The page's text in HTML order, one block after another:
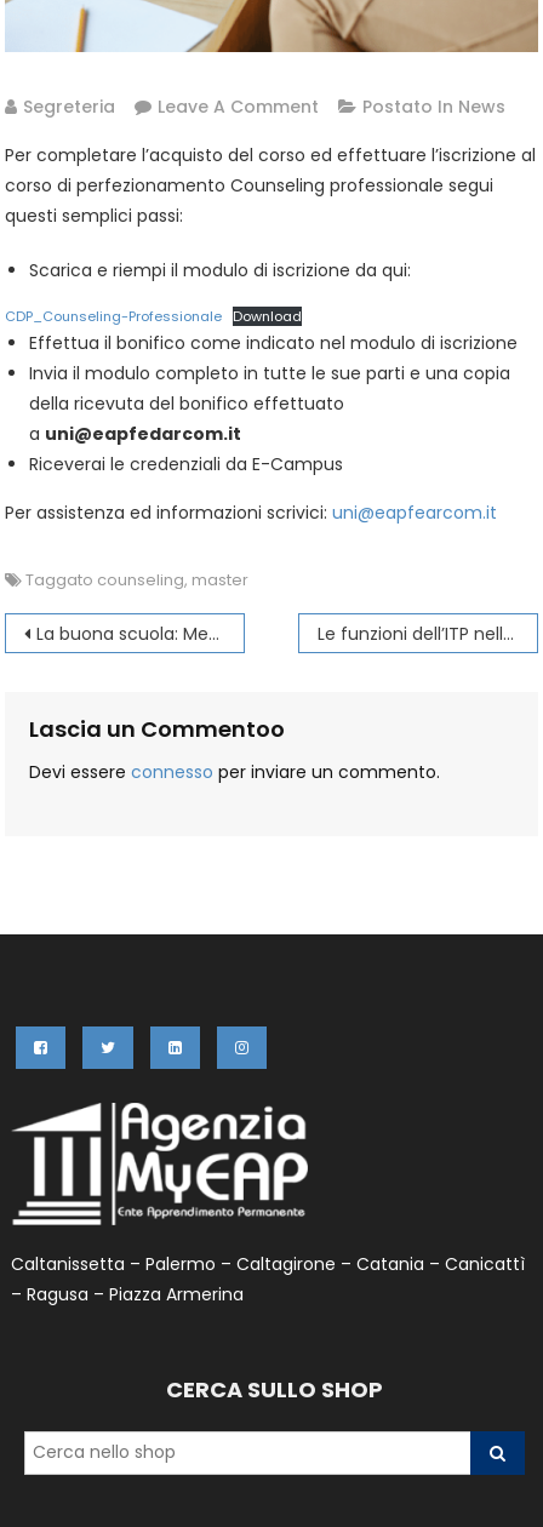
Segreteria Leave A Comment On
Professionale
–
D’iscrizione
Postato In News
Per completare l’acquisto del corso ed effettuare l’iscrizione al
corso di perfezionamento Counseling professionale segui
questi semplici passi:
Scarica e riempi il modulo di iscrizione da qui:
CDP_Counseling-Professionale Download
Effettua il bonifico come indicato nel modulo di iscrizione
Invia il modulo completo in tutte le sue parti e una copia
della ricevuta del bonifico effettuato
a uni@eapfedarcom.it
Riceverai le credenziali da E-Campus
Per assistenza ed informazioni scrivici:uni@eapfearcom.it
Taggato counseling, master
Navigazione
La buona scuola: Metodologie didattiche – Procedura d’iscrizione Le funzioni dell’ITP nella scuola di oggi – Procedura d’iscrizione
Lascia un Commentoo
Devi essereconnesso per inviare un commento.
Caltanissetta – Palermo – Caltagirone – Catania – Canicattì
– Ragusa – Piazza Armerina
CERCA SULLO SHOP